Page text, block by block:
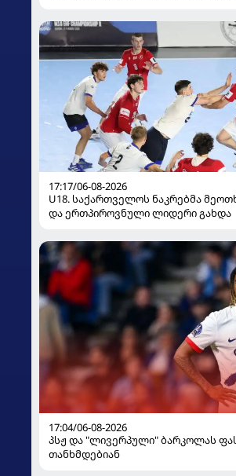
17:17/06-08-2026
U18. საქართველოს ნაკრებმა
და ერთპიროვნული ლიდერი გახდა
17:04/06-08-2026
პსჟ და "ლივერპული" ბარკოლას
თანხმდებიან